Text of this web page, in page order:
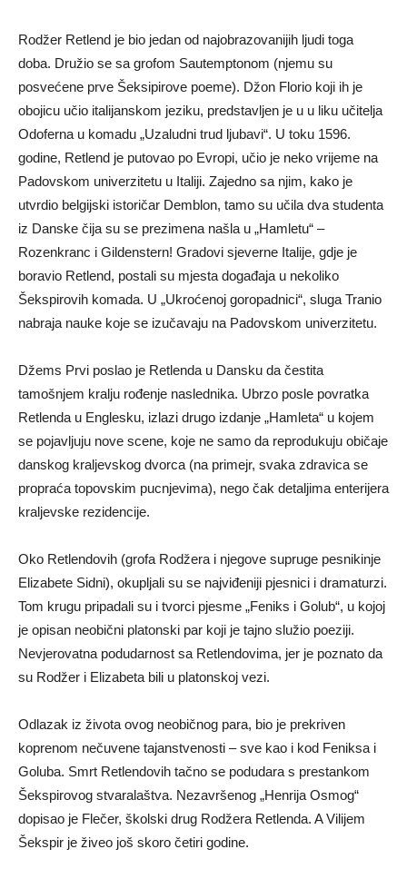
Rodžer Retlend je bio jedan od najobrazovanijih ljudi toga
doba. Družio se sa grofom Sautemptonom (njemu su
posvećene prve Šeksipirove poeme). Džon Florio koji ih je
obojicu učio italijanskom jeziku, predstavljen je u u liku učitelja
Odoferna u komadu „Uzaludni trud ljubavi“. U toku 1596.
godine, Retlend je putovao po Evropi, učio je neko vrijeme na
Padovskom univerzitetu u Italiji. Zajedno sa njim, kako je
utvrdio belgijski istoričar Demblon, tamo su učila dva studenta
iz Danske čija su se prezimena našla u „Hamletu“ –
Rozenkranc i Gildenstern! Gradovi sjeverne Italije, gdje je
boravio Retlend, postali su mjesta događaja u nekoliko
Šekspirovih komada. U „Ukroćenoj goropadnici“, sluga Tranio
nabraja nauke koje se izučavaju na Padovskom univerzitetu.
Džems Prvi poslao je Retlenda u Dansku da čestita
tamošnjem kralju rođenje naslednika. Ubrzo posle povratka
Retlenda u Englesku, izlazi drugo izdanje „Hamleta“ u kojem
se pojavljuju nove scene, koje ne samo da reprodukuju običaje
danskog kraljevskog dvorca (na primejr, svaka zdravica se
propraća topovskim pucnjevima), nego čak detaljima enterijera
kraljevske rezidencije.
Oko Retlendovih (grofa Rodžera i njegove supruge pesnikinje
Elizabete Sidni), okupljali su se najviđeniji pjesnici i dramaturzi.
Tom krugu pripadali su i tvorci pjesme „Feniks i Golub“, u kojoj
je opisan neobični platonski par koji je tajno služio poeziji.
Nevjerovatna podudarnost sa Retlendovima, jer je poznato da
su Rodžer i Elizabeta bili u platonskoj vezi.
Odlazak iz života ovog neobičnog para, bio je prekriven
koprenom nečuvene tajanstvenosti – sve kao i kod Feniksa i
Goluba. Smrt Retlendovih tačno se podudara s prestankom
Šekspirovog stvaralaštva. Nezavršenog „Henrija Osmog“
dopisao je Flečer, školski drug Rodžera Retlenda. A Vilijem
Šekspir je živeo još skoro četiri godine.